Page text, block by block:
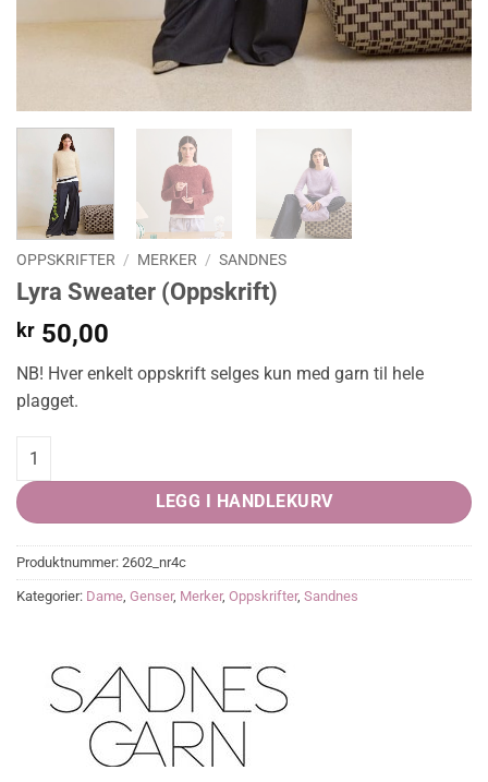
OPPSKRIFTER / MERKER / SANDNES
Lyra Sweater (Oppskrift)
kr 50,00
NB! Hver enkelt oppskrift selges kun med garn til hele
plagget.
Lyra Sweater (Oppskrift) quantity
LEGG I HANDLEKURV
Produktnummer: 2602_nr4c
Kategorier: Dame, Genser, Merker, Oppskrifter, Sandnes